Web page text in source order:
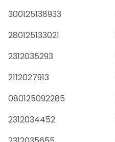
300125138933
280125133021
2312035293
2112027913
080125092285
2312034452